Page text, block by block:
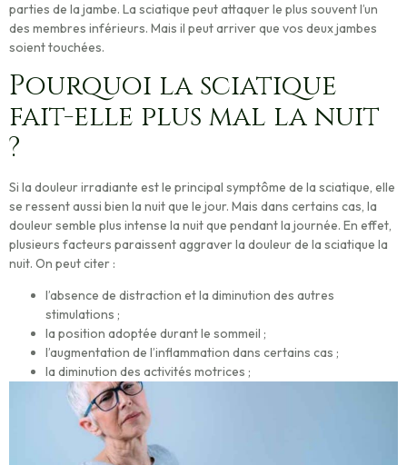
parties de la jambe. La sciatique peutattaquer le plus souvent l’un
des membres inférieurs. Mais il peut arriver que vos deux jambes
soient touchées.
Pourquoi la sciatique
fait-elle plus mal la nuit
?
Si la douleur irradiante est le principal symptôme de la sciatique, elle
se ressent aussi bien la nuit que le jour. Mais dans certains cas, la
douleur semble plus intense la nuit que pendant la journée. En effet,
plusieurs facteurs paraissent aggraver la douleur de la sciatique la
nuit. On peut citer :
l’absence de distraction et la diminution des autres
stimulations ;
la position adoptée durant le sommeil ;
l’augmentation de l’inflammation dans certains cas ;
la diminution des activités motrices ;